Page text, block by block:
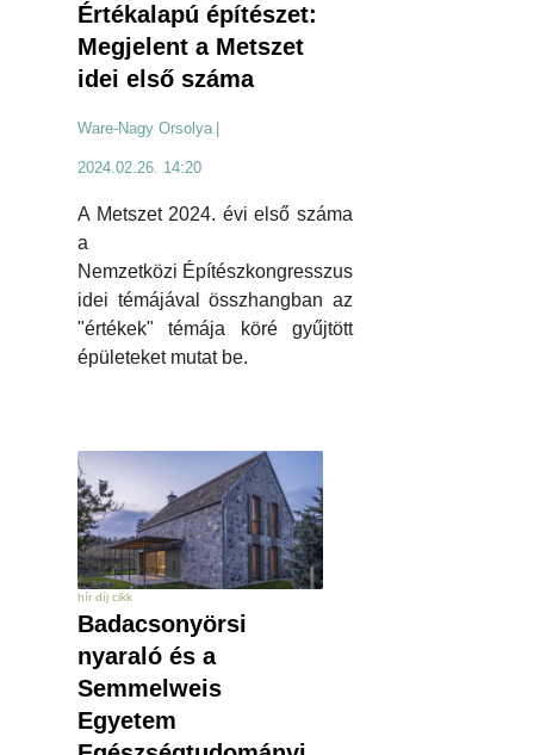
Értékalapú építészet:
Megjelent a Metszet
idei első száma
Ware-Nagy Orsolya
2024.02.26. 14:20
A Metszet 2024. évi első száma
a
Nemzetközi Építészkongresszus
idei témájával összhangban az
"értékek" témája köré gyűjtött
épületeket mutat be.
hír díj cikk
Badacsonyörsi
nyaraló és a
Semmelweis
Egyetem